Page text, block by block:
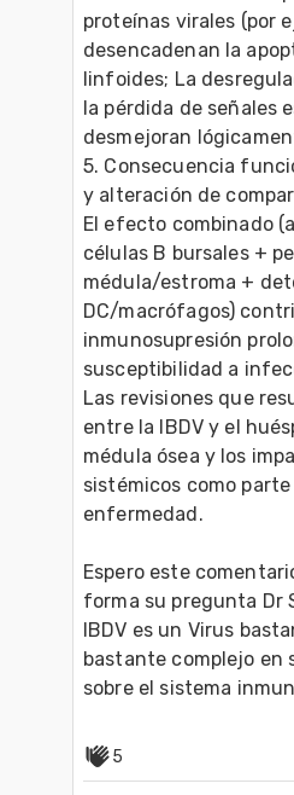
proteínas virales (por
desencadenan la
linfoides; La
la pérdida de señales
desmejoran
5. Consecuencia
y alteración de
El efecto combinado
células B bursales +
médula/estroma +
DC/macrófagos)
inmunosupresión
susceptibilidad a
Las revisiones que
entre la IBDV y el
médula ósea y los
sistémicos como
enfermedad.
Espero este
forma su pregunta Dr
IBDV es un Virus
bastante complejo en
sobre el sistema
5